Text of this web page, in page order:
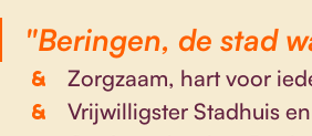
"Beringen, de stad
Zorgzaam, hart voor
Vrijwilligster Stadhuis